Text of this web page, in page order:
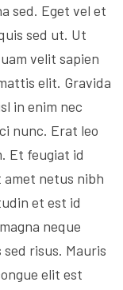
sed. Eget vel et
sed ut. Ut
velit sapien
elit. Gravida
in enim nec
nunc. Erat leo
Et feugiat id
netus nibh
et est id
neque
risus. Mauris
elit est